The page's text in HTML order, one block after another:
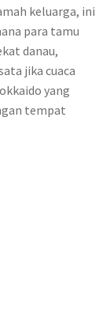
keluarga, ini
para tamu
danau,
jika cuaca
yang
tempat